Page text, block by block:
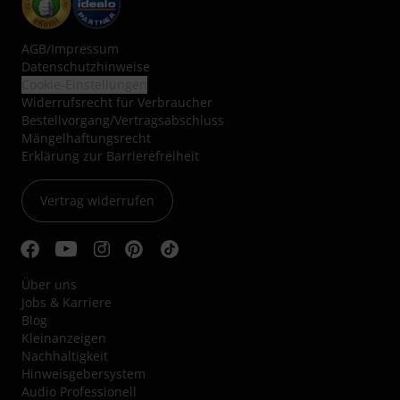
AGB/Impressum
Datenschutzhinweise
Widerrufsrecht für Verbraucher
Bestellvorgang/Vertragsabschluss
Mängelhaftungsrecht
Erklärung zur Barrierefreiheit
Vertrag widerrufen
Über uns
Jobs & Karriere
Blog
Kleinanzeigen
Nachhaltigkeit
Hinweisgebersystem
Audio Professionell